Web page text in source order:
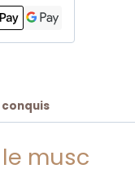
conquis
musc